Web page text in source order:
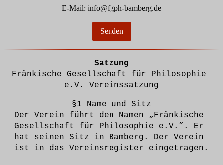
E-Mail: info@fgph-bamberg.de
Senden
Satzung
Fränkische Gesellschaft für Philosophie
e.V. Vereinssatzung
§1 Name und Sitz
Der Verein führt den Namen „Fränkische
Gesellschaft für Philosophie e.V.”. Er
hat seinen Sitz in Bamberg. Der Verein
ist in das Vereinsregister eingetragen.